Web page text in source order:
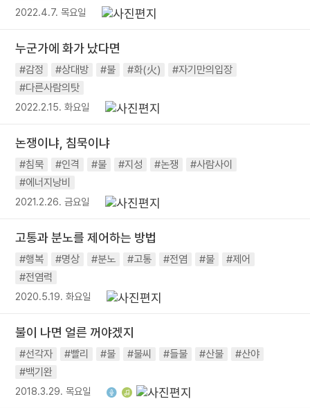
2022.4.7. 목요일
누군가에 화가 났다면
#감정 #상대방 #불 #화(火)
#자기만의입장
#다른사람의탓
2022.2.15. 화요일
논쟁이냐, 침묵이냐
#침묵 #인격 #불 #지성 #논쟁
#사람사이
#에너지낭비
2021.2.26. 금요일
고통과 분노를 제어하는 방법
#행복 #명상 #분노 #고통 #전염 #불
#제어
#전염력
2020.5.19. 화요일
불이 나면 얼른 꺼야겠지
#선각자 #빨리 #불 #불씨 #들불 #산불
#산야
#백기완
2018.3.29. 목요일